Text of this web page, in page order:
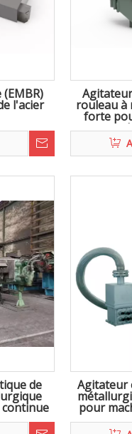
l'acier rouleau à
forte
de
continue
Agitateur
pour